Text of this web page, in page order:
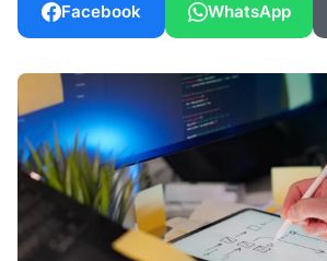
Facebook WhatsApp